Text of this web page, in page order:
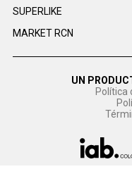
SUPERLIKE
MARKET RCN
UN
Política